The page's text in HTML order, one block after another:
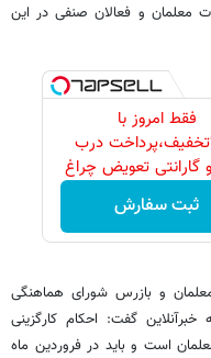
معلمان و فعالان صنفی در این
فقط امروز با
درب
گارانتی تعویض چراغ
ثبت سفارش
و بازرس شورای هماهنگی
گفت: احکام کارگزینی
است و باید در فروردین ماه